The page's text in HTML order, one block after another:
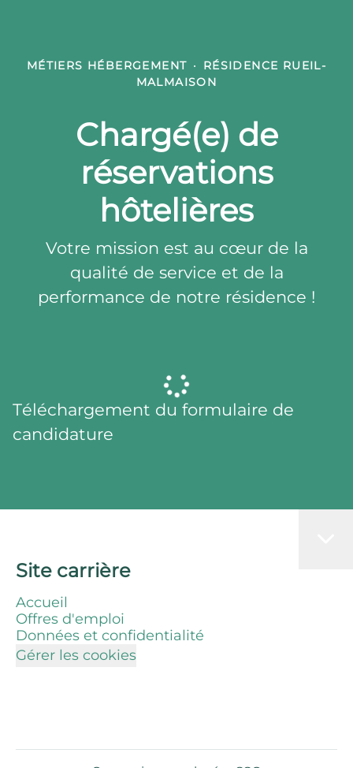
MÉTIERS HÉBERGEMENT ·
RÉSIDENCE RUEIL-
MALMAISON
Chargé(e) de
réservations
hôtelières
Votre mission est au cœur de la
qualité de service et de la
performance de notre résidence !
Téléchargement du formulaire de
candidature
Site carrière
Accueil
Offres d'emploi
Données et confidentialité
Gérer les cookies